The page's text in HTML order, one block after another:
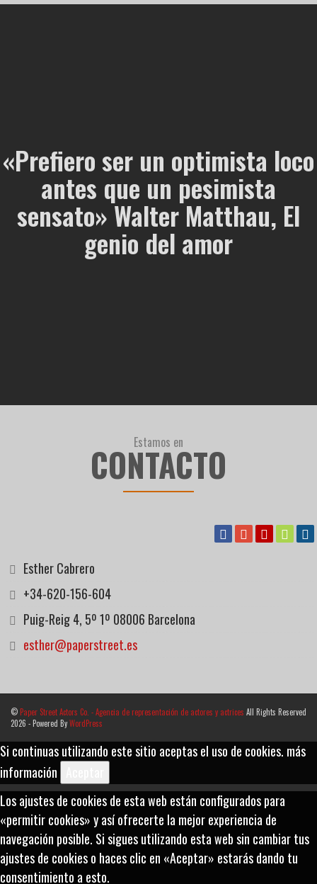
«Prefiero ser un optimista loco
antes que un pesimista
sensato» Walter Matthau, El
genio del amor
Estamos en
CONTACTO
Esther Cabrero
+34-620-156-604
Puig-Reig 4, 5º 1º 08006 Barcelona
esther@paperstreet.es
©Paper Street Actors Co. - Agencia de representación de actores y actrices All Rights Reserved
2026 - Powered ByWordPress
Si continuas utilizando este sitio aceptas el uso de cookies. más
información
Los ajustes de cookies de esta web están configurados para
«permitir cookies» y así ofrecerte la mejor experiencia de
navegación posible. Si sigues utilizando esta web sin cambiar tus
ajustes de cookies o haces clic en «Aceptar» estarás dando tu
consentimiento a esto.